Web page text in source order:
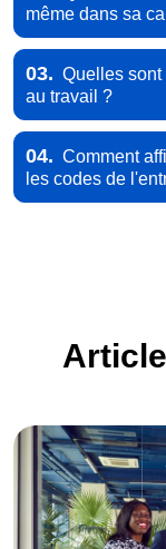
même dans sa
03. Quelles
au travail ?
04. Comment
les codes de